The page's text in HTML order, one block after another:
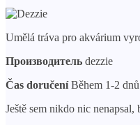
Umělá tráva pro akvárium
Производитель dezzie
Čas doručeníBěhem 1-2 dnů
Ještě sem nikdo nic